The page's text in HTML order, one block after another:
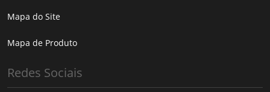
Mapa do Site
Mapa de Produto
Redes Sociais